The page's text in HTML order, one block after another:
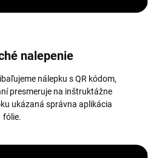
nalepenie
nálepku s QR kódom,
presmeruje na inštruktážne
ukázaná správna aplikácia
fólie.